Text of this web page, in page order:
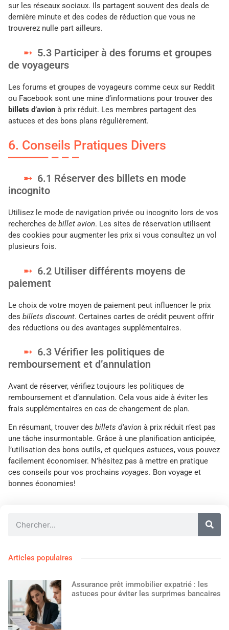
sur les réseaux sociaux. Ils partagent souvent des deals de
dernière minute et des codes de réduction que vous ne
trouverez nulle part ailleurs.
5.3 Participer à des forums et groupes
de voyageurs
Les forums et groupes de voyageurs comme ceux sur Reddit
ou Facebook sont une mine d’informations pour trouver des
billets d’avion à prix réduit. Les membres partagent des
astuces et des bons plans régulièrement.
6. Conseils Pratiques Divers
6.1 Réserver des billets en mode
incognito
Utilisez le mode de navigation privée ou incognito lors de vos
recherches de billet avion. Les sites de réservation utilisent
des cookies pour augmenter les prix si vous consultez un vol
plusieurs fois.
6.2 Utiliser différents moyens de
paiement
Le choix de votre moyen de paiement peut influencer le prix
des billets discount. Certaines cartes de crédit peuvent offrir
des réductions ou des avantages supplémentaires.
6.3 Vérifier les politiques de
remboursement et d’annulation
Avant de réserver, vérifiez toujours les politiques de
remboursement et d’annulation. Cela vous aide à éviter les
frais supplémentaires en cas de changement de plan.
En résumant, trouver des billets d’avion à prix réduit n’est pas
une tâche insurmontable. Grâce à une planification anticipée,
l’utilisation des bons outils, et quelques astuces, vous pouvez
facilement économiser. N’hésitez pas à mettre en pratique
ces conseils pour vos prochains voyages. Bon voyage et
bonnes économies!
Articles populaires
Assurance prêt immobilier expatrié : les
astuces pour éviter les surprimes bancaires